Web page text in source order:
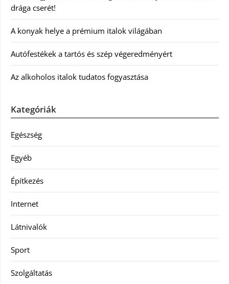
drága cserét!
A konyak helye a prémium italok világában
Autófestékek a tartós és szép végeredményért
Az alkoholos italok tudatos fogyasztása
Kategóriák
Egészség
Egyéb
Építkezés
Internet
Látnivalók
Sport
Szolgáltatás